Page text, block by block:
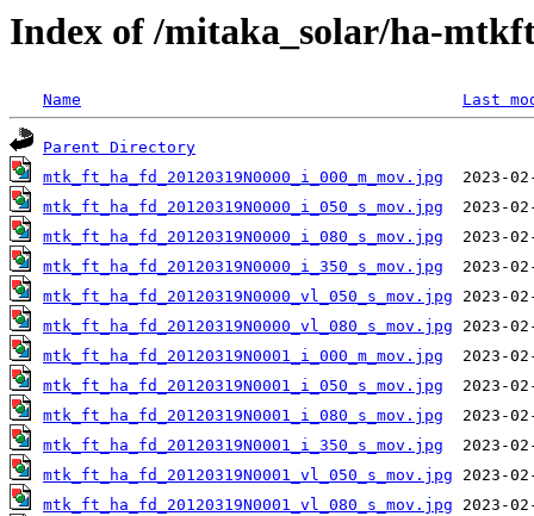
Index of /mitaka_solar/ha-
Name Last
Parent Directory
mtk_ft_ha_fd_20120319N0000_i_000_m_mov.jpg
mtk_ft_ha_fd_20120319N0000_i_050_s_mov.jpg
mtk_ft_ha_fd_20120319N0000_i_080_s_mov.jpg
mtk_ft_ha_fd_20120319N0000_i_350_s_mov.jpg
mtk_ft_ha_fd_20120319N0000_vl_050_s_mov.jpg
mtk_ft_ha_fd_20120319N0000_vl_080_s_mov.jpg
mtk_ft_ha_fd_20120319N0001_i_000_m_mov.jpg
mtk_ft_ha_fd_20120319N0001_i_050_s_mov.jpg
mtk_ft_ha_fd_20120319N0001_i_080_s_mov.jpg
mtk_ft_ha_fd_20120319N0001_i_350_s_mov.jpg
mtk_ft_ha_fd_20120319N0001_vl_050_s_mov.jpg
mtk_ft_ha_fd_20120319N0001_vl_080_s_mov.jpg